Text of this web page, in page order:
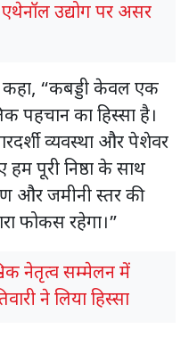
उद्योग पर असर
कहा, “कबड्डी केवल एक
पहचान का हिस्सा है।
व्यवस्था और पेशेवर
पूरी निष्ठा के साथ
और जमीनी स्तर की
फोकस रहेगा।”
नेतृत्व सम्मेलन में
ने लिया हिस्सा